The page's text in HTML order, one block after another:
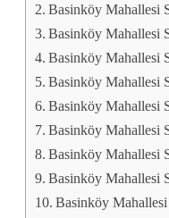
Basinköy Mahallesi
Basinköy Mahallesi
Basinköy Mahallesi
Basinköy Mahallesi
Basinköy Mahallesi
Basinköy Mahallesi
Basinköy Mahallesi
Basinköy Mahallesi
Basinköy Mahallesi